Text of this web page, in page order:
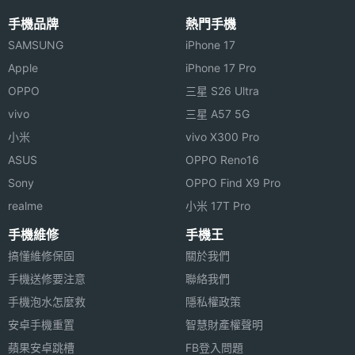
◎ 支援 Gemini、魔術修圖、一起拍、車禍偵測、災害
警示
◎ 配備 4,700mAh 電池
※本文為 SOGI 手機王版權所有，未經授權不得轉載使用※
主相機
LED補
光燈
主相機
自動對
焦
光學防
手震
RAW檔
主相機
UHD
手機品牌
SAMSUNG
Apple
OPPO
vivo
小米
ASUS
Sony
realme
熱門手機
iPhone 17
iPhone 17 Pro
三星 S26 Ultra
三星 A57 5G
vivo X300 Pro
OPPO Reno16
OPPO Find X9 Pro
小米 17T Pro
手機維修
搞懂維修保固
手機送修要注意
手機泡水怎麼救
安卓手機重置
蘋果安卓跳槽
手機王
關於我們
聯絡我們
隱私權政策
智慧財產權聲明
FB登入問題